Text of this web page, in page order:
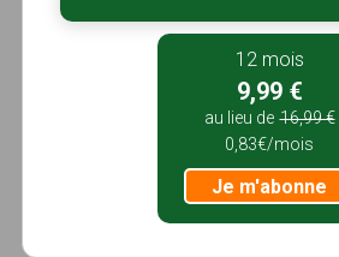
12 mois
9,99 €
au lieu de 16,99 €
0,83€/mois
Je m'abonne